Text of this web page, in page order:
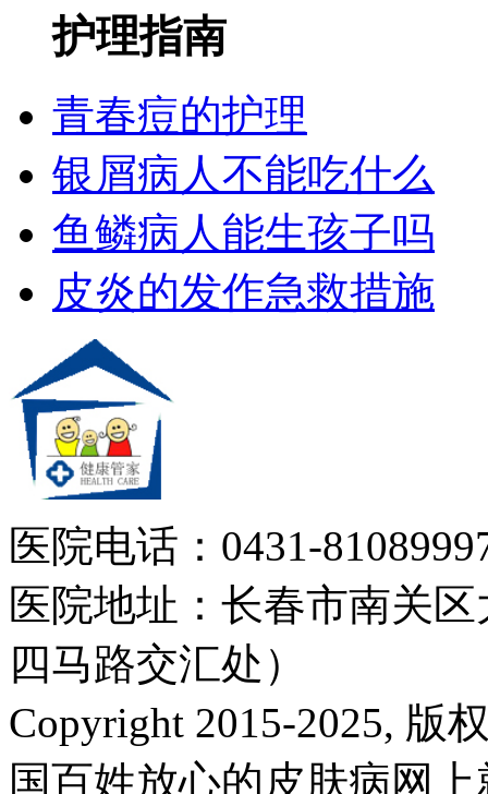
护理指南
青春痘的护理
银屑病人不能吃什么
鱼鳞病人能生孩子吗
皮炎的发作急救措施
医院电话：0431-
医院地址：长春市南关
四马路交汇处）
Copyright 2015-2025, 版
国百姓放心的皮肤病网